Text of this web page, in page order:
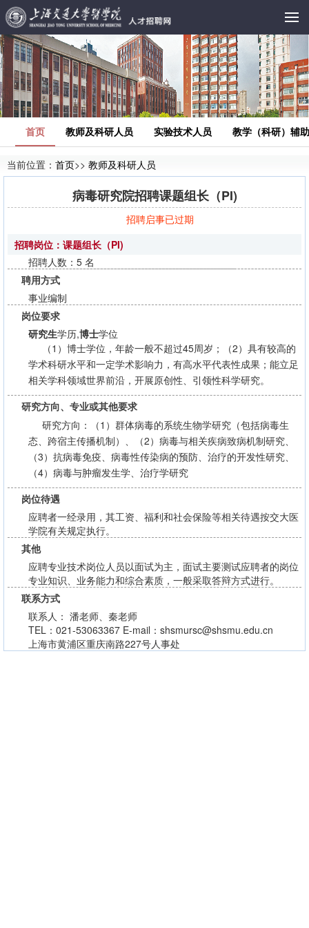
首页 教师及科研人员 实验技术人员 教学（科研）辅
当前位置： 首页>> 教师及科研人员
病毒研究院招聘课题组长（PI)
招聘启事已过期
招聘岗位：课题组长（PI)
招聘人数：5 名
聘用方式
事业编制
岗位要求
研究生学历,博士学位
（1）博士学位，年龄一般不超过45周岁；（2）具有较高的
学术科研水平和一定学术影响力，有高水平代表性成果；能立足
相关学科领域世界前沿，开展原创性、引领性科学研究。
研究方向、专业或其他要求
研究方向：（1）群体病毒的系统生物学研究（包括病毒生
态、跨宿主传播机制）、（2）病毒与相关疾病致病机制研究、
（3）抗病毒免疫、病毒性传染病的预防、治疗的开发性研究、
（4）病毒与肿瘤发生学、治疗学研究
岗位待遇
应聘者一经录用，其工资、福利和社会保险等相关待遇按交大医
学院有关规定执行。
其他
应聘专业技术岗位人员以面试为主，面试主要测试应聘者的岗位
专业知识、业务能力和综合素质，一般采取答辩方式进行。
联系方式
联系人： 潘老师、秦老师
TEL：021-53063367 E-mail：shsmursc@shsmu.edu.cn
上海市黄浦区重庆南路227号人事处